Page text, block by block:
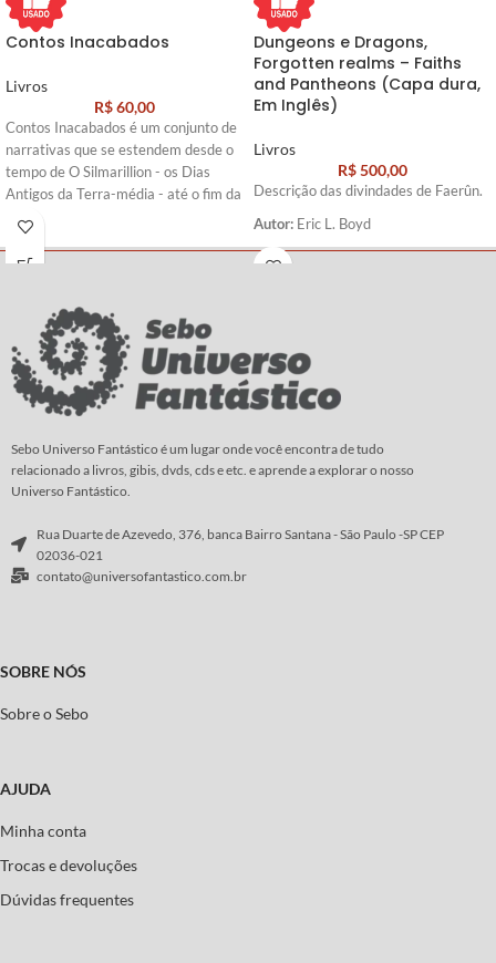
Contos Inacabados
Livros
R$60,00
Contos Inacabados é um conjunto de
narrativas que se estendem desde o
tempo de O Silmarillion - os Dias
Antigos da Terra-média - até o fim da
Guerra do Anel em O Senhor dos
Anéis. Seus numerosos tesouros
incluem o vivaz relato de Gandalf
à celebrada festa em Bolsão, o
surgimento do deus marinho Ulmo
diante dos olhos de Tuor na costa de
Beleriand, e uma descrição da
organização militar dos Cavaleiros de
Rohan.
Autor:J. R. R. Tolkien
Dungeons e Dragons,
Forgotten realms – Faiths
and Pantheons (Capa dura,
Em Inglês)
Livros
R$500,00
Descrição das divindades de Faerûn.
Autor: Eric L. Boyd
Sebo Universo Fantástico é um lugar onde você encontra de tudo
relacionado a livros, gibis, dvds, cds e etc. e aprende a explorar o nosso
Universo Fantástico.
Rua Duarte de Azevedo, 376, banca Bairro Santana - São Paulo -SP CEP
02036-021
contato@universofantastico.com.br
SOBRE NÓS
Sobre o Sebo
AJUDA
Minha conta
Trocas e devoluções
Dúvidas frequentes